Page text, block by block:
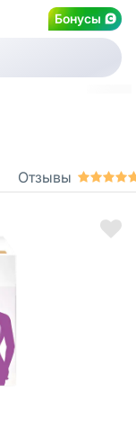
Бонусы
Отзывы